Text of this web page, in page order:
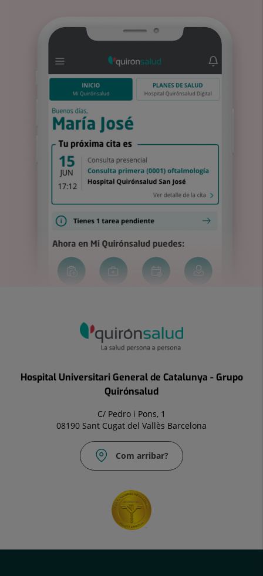
Hospital Universitari General de Catalunya - Grupo
Quirónsalud
C/ Pedro i Pons, 1
08190 Sant Cugat del Vallès Barcelona
Com arribar?